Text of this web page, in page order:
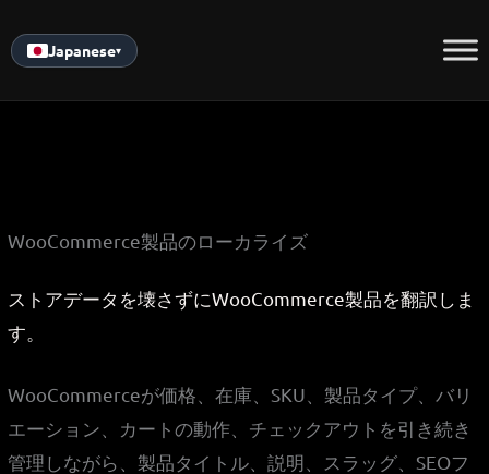
to
Japanese▾
WooCommerce製品のローカライズ
ストアデータを壊さずにWooCommerce製品を翻訳しま
す。
WooCommerceが価格、在庫、SKU、製品タイプ、バリ
エーション、カートの動作、チェックアウトを引き続き
管理しながら、製品タイトル、説明、スラッグ、SEOフ